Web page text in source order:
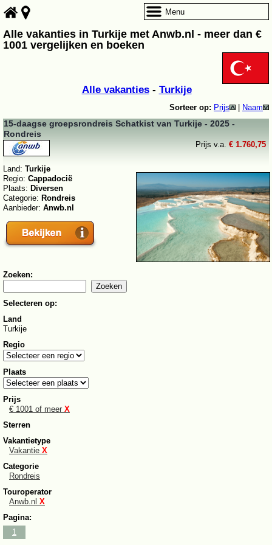
Alle vakanties in Turkije met Anwb.nl - meer dan €
1001 vergelijken en boeken
Alle vakanties- Turkije
Sorteer op: Prijs Naam
15-daagse groepsrondreis Schatkist van Turkije - 2025 -
Rondreis
Prijs v.a. € 1.760,75
Land: Turkije
Regio: Cappadocië
Plaats: Diversen
Categorie: Rondreis
Aanbieder: Anwb.nl
Zoeken:
Selecteren op:
Land
Turkije
Regio
Plaats
Prijs
€ 1001 of meer X
Sterren
Vakantietype
Vakantie X
Categorie
Rondreis
Touroperator
Anwb.nl X
Pagina:
1
Menu